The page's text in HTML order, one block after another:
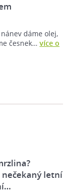
dáme olej,
česnek… více o
nečekaný letní